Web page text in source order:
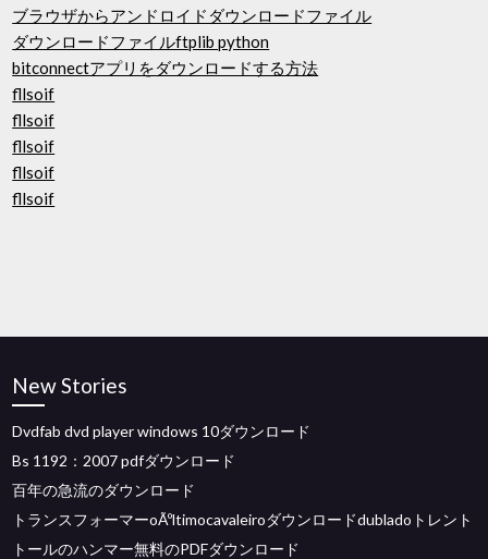
ブラウザからアンドロイドダウンロードファイル
ダウンロードファイルftplib python
bitconnectアプリをダウンロードする方法
fllsoif
fllsoif
fllsoif
fllsoif
fllsoif
New Stories
Dvdfab dvd player windows 10ダウンロード
Bs 1192：2007 pdfダウンロード
百年の急流のダウンロード
トランスフォーマーoÃºltimocavaleiroダウンロードdubladoトレント
トールのハンマー無料のPDFダウンロード